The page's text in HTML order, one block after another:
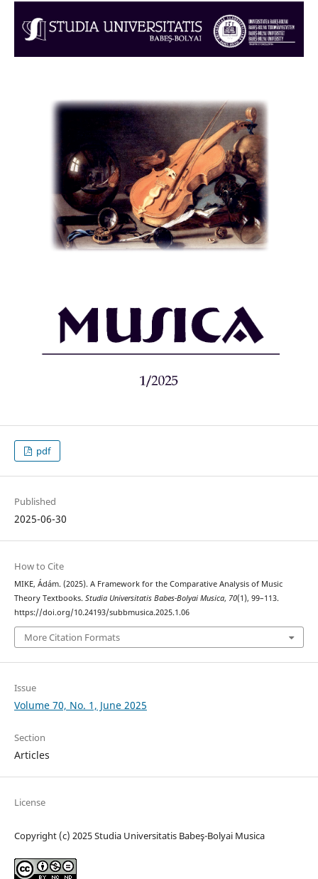
pdf
Published
2025-06-30
How to Cite
MIKE, Ádám. (2025). A Framework for the Comparative Analysis of Music
Theory Textbooks. Studia Universitatis Babes-Bolyai Musica, 70(1), 99–113.
https://doi.org/10.24193/subbmusica.2025.1.06
More Citation Formats
Issue
Volume 70, No. 1, June 2025
Section
Articles
License
Copyright (c) 2025 Studia Universitatis Babeş-Bolyai Musica